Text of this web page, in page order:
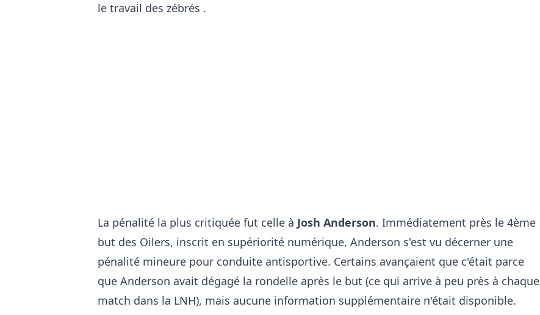
le travail des zébrés .
La pénalité la plus critiquée fut celle à Josh Anderson. Immédiatement près le 4ème
but des Oilers, inscrit en supériorité numérique, Anderson s'est vu décerner une
pénalité mineure pour conduite antisportive. Certains avançaient que c'était parce
que Anderson avait dégagé la rondelle après le but (ce qui arrive à peu près à chaque
match dans la LNH), mais aucune information supplémentaire n'était disponible.